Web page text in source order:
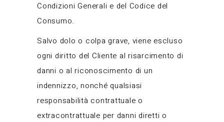
Condizioni Generali e del Codice del
Consumo.
Salvo dolo o colpa grave, viene escluso
ogni diritto del Cliente al risarcimento di
danni o al riconoscimento di un
indennizzo, nonché qualsiasi
responsabilità contrattuale o
extracontrattuale per danni diretti o